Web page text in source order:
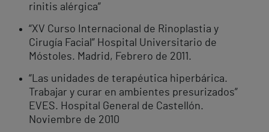
rinitis alérgica”
“XV Curso Internacional de Rinoplastia y
Cirugía Facial” Hospital Universitario de
Móstoles. Madrid, Febrero de 2011.
“Las unidades de terapéutica hiperbárica.
Trabajar y curar en ambientes presurizados”
EVES. Hospital General de Castellón.
Noviembre de 2010